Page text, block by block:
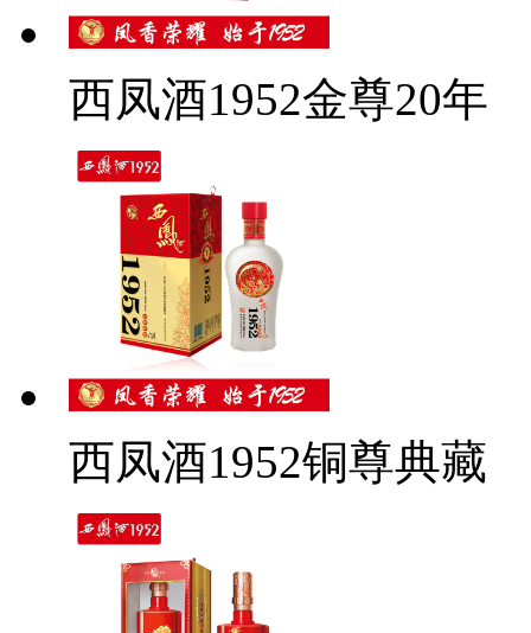
西凤酒1952金尊20年
西凤酒1952铜尊典藏